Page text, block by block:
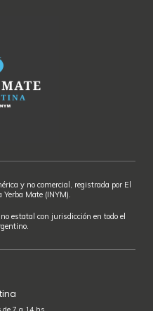
y no comercial, registrada por El
Mate (INYM).
estatal con jurisdicción en todo el